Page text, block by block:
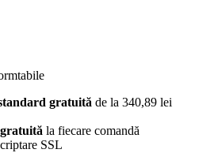
gratuită de la 340,89 lei
la fiecare comandă
SSL